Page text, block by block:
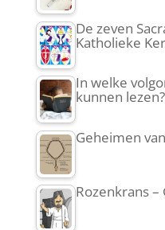
De zeven
Katholieke
In welke
kunnen lezen?
Geheimen
Rozenkrans